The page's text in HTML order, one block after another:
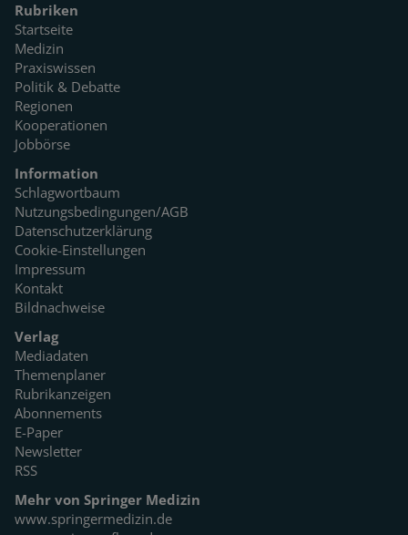
Rubriken
Startseite
Medizin
Praxiswissen
Politik & Debatte
Regionen
Kooperationen
Jobbörse
Information
Schlagwortbaum
Nutzungsbedingungen/AGB
Datenschutzerklärung
Cookie-Einstellungen
Impressum
Kontakt
Bildnachweise
Verlag
Mediadaten
Themenplaner
Rubrikanzeigen
Abonnements
E-Paper
Newsletter
RSS
Mehr von Springer Medizin
www.springermedizin.de